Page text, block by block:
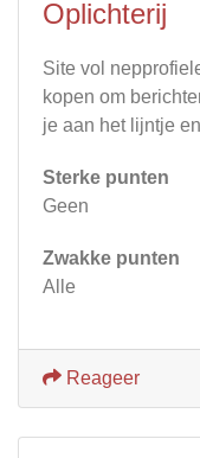
Oplichterij
Site vol
kopen om
je aan het lijntje
Sterke punten
Geen
Zwakke punten
Alle
Reageer